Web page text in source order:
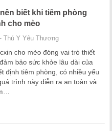
biết khi tiêm phòng
cho mèo
Thú Y Yêu Thương
cho mèo đóng vai trò thiết
bảo sức khỏe lâu dài của
định tiêm phòng, có nhiều yếu
trình này diễn ra an toàn và